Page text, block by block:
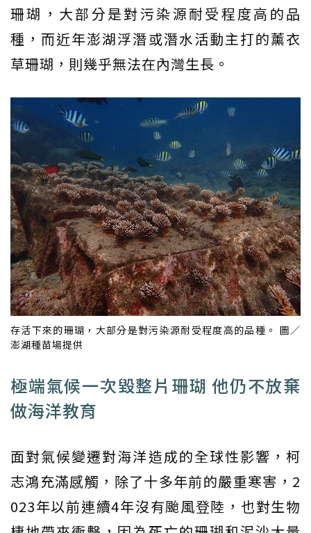
珊瑚，大部分是對污染源耐受程度高的品
種，而近年澎湖浮潛或潛水活動主打的薰衣
草珊瑚，則幾乎無法在內灣生長。
存活下來的珊瑚，大部分是對污染源耐受程度高的品種。 圖／
澎湖種苗場提供
極端氣候一次毀整片珊瑚 他仍不放棄
做海洋教育
面對氣候變遷對海洋造成的全球性影響，柯
志鴻充滿感觸，除了十多年前的嚴重寒害，2
023年以前連續4年沒有颱風登陸，也對生物